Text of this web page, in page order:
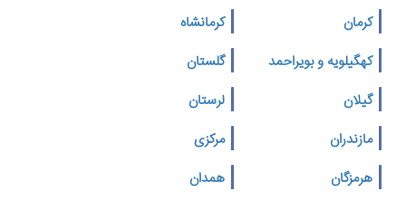
کرمان
کرمانشاه
کهگیلویه و بویراحمد
گلستان
گیلان
لرستان
مازندران
مرکزی
هرمزگان
همدان